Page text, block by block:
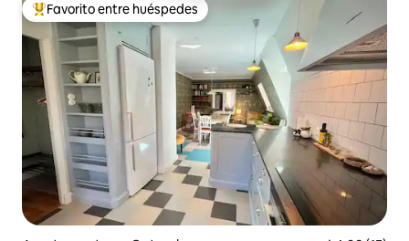
Favorito entre huéspedes preferido
Favorito entre huéspedes